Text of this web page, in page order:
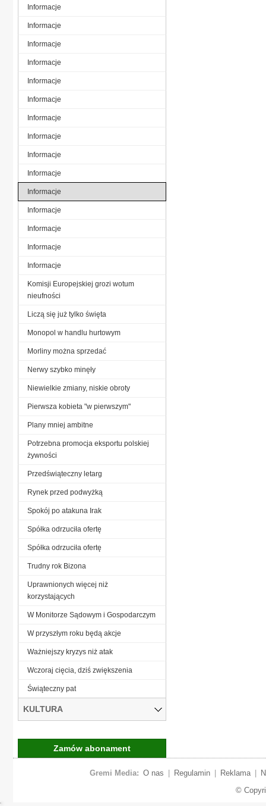
Informacje
Informacje
Informacje
Informacje
Informacje
Informacje
Informacje
Informacje
Informacje
Informacje
Informacje
Informacje
Informacje
Informacje
Informacje
Komisji Europejskiej grozi wotum
nieufności
Liczą się już tylko święta
Monopol w handlu hurtowym
Morliny można sprzedać
Nerwy szybko minęły
Niewielkie zmiany, niskie obroty
Pierwsza kobieta "w pierwszym"
Plany mniej ambitne
Potrzebna promocja eksportu polskiej
żywności
Przedświąteczny letarg
Rynek przed podwyżką
Spokój po atakuna Irak
Spółka odrzuciła ofertę
Spółka odrzuciła ofertę
Trudny rok Bizona
Uprawnionych więcej niż
korzystających
W Monitorze Sądowym i Gospodarczym
W przyszłym roku będą akcje
Ważniejszy kryzys niż atak
Wczoraj cięcia, dziś zwiększenia
Świąteczny pat
KULTURA
Zamów abonament
Gremi Media: O nas Regulamin Reklama
©